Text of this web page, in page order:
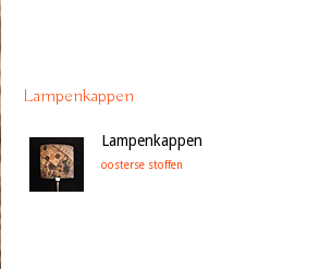
Lampenkappen
Lampenkappen
oosterse stoffen